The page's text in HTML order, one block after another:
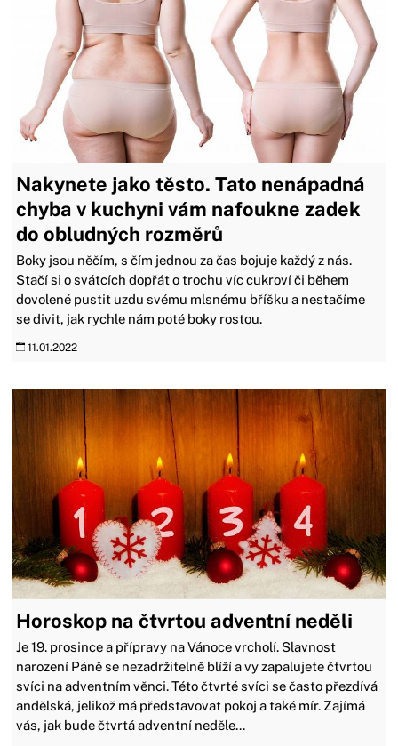
Nakynete jako těsto. Tato nenápadná
chyba v kuchyni vám nafoukne zadek
do obludných rozměrů
Boky jsou něčím, s čím jednou za čas bojuje každý z nás.
Stačí si o svátcích dopřát o trochu víc cukroví či během
dovolené pustit uzdu svému mlsnému bříšku a nestačíme
se divit, jak rychle nám poté boky rostou.
11.01.2022
Horoskop na čtvrtou adventní neděli
Je 19. prosince a přípravy na Vánoce vrcholí. Slavnost
narození Páně se nezadržitelně blíží a vy zapalujete čtvrtou
svíci na adventním věnci. Této čtvrté svíci se často přezdívá
andělská, jelikož má představovat pokoj a také mír. Zajímá
vás, jak bude čtvrtá adventní neděle...